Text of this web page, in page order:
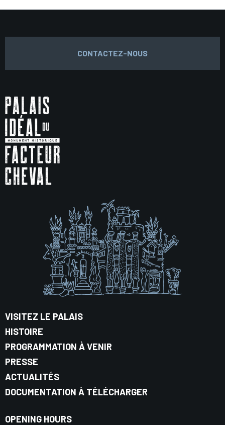
CONTACTEZ-NOUS
VISITEZ LE PALAIS
HISTOIRE
PROGRAMMATION À VENIR
PRESSE
ACTUALITÉS
DOCUMENTATION À TÉLÉCHARGER
OPENING HOURS